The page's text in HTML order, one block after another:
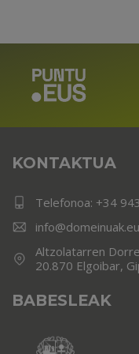
KONTAKTUA
Telefonoa: +34
Altzolatarren
20.870 Elgoibar,
BABESLEAK